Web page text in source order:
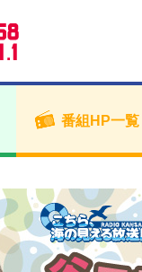
番組HP一覧